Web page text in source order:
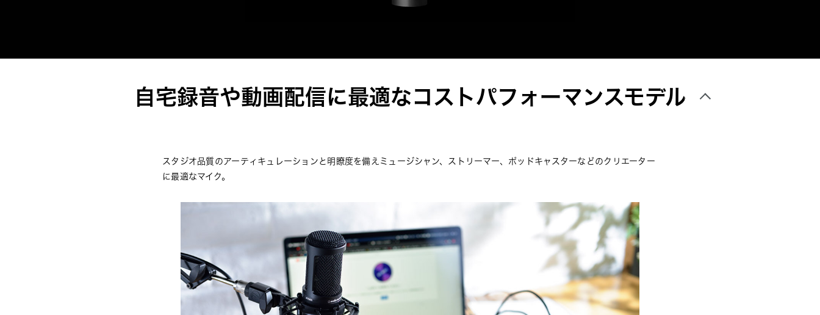
自宅録音や動画配信に最適なコストパフォーマンスモデル
スタジオ品質のアーティキュレーションと明瞭度を備えミュージシャン、ストリーマー、ポッドキャスターなどのクリエーター
に最適なマイク。